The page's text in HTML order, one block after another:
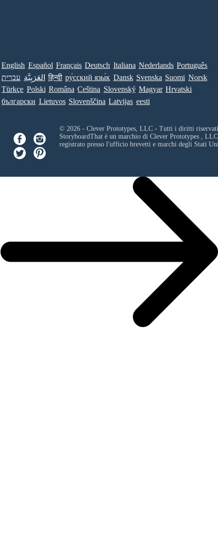
English Español Français Deutsch Italiana Nederlands Português
עברית العَرَبِيَّة हिन्दी ру́сский язы́к Dansk Svenska Suomi Norsk
Türkçe Polski Româna Ceština Slovenský Magyar Hrvatski
български Lietuvos Slovenščina Latvijas eesti
© 2026 - Clever Prototypes, LLC - Tutti i diritti
StoryboardThat è un marchio di Clever Prototypes , LLC
registrato presso l'ufficio brevetti e marchi degli Stati